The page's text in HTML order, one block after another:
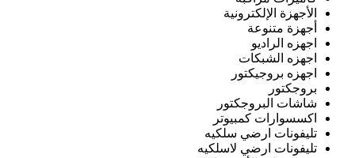
الأجهزة الإلكترونية
أجهزة متنوعة
اجهزه الراديو
اجهزه الشبكات
اجهزه بروجيكتور
بروجكتور
شاشات البروجكتور
اكسسوارات كمبيوتر
تليفونات ارضي سلكيه
تليفونات ارضي لاسلكيه